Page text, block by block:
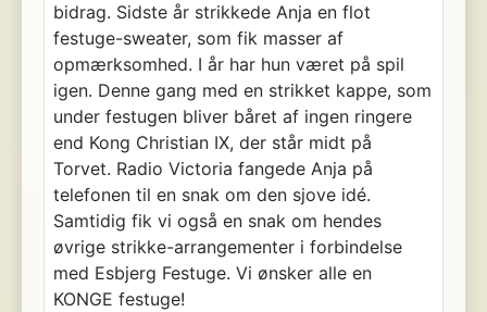
bidrag. Sidste år strikkede Anja en flot
festuge-sweater, som fik masser af
opmærksomhed. I år har hun været på spil
igen. Denne gang med en strikket kappe, som
under festugen bliver båret af ingen ringere
end Kong Christian IX, der står midt på
Torvet. Radio Victoria fangede Anja på
telefonen til en snak om den sjove idé.
Samtidig fik vi også en snak om hendes
øvrige strikke-arrangementer i forbindelse
med Esbjerg Festuge. Vi ønsker alle en
KONGE festuge!